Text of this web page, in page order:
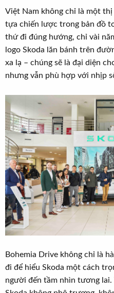
Việt Nam không chỉ là một
tựa chiến lược trong bản đồ
thứ đi đúng hướng, chỉ vài
logo Skoda lăn bánh trên
xa lạ – chúng sẽ là đại diện
nhưng vẫn phù hợp với nhịp
Bohemia Drive không chỉ là
đi để hiểu Skoda một cách
người đến tầm nhìn tương lai.